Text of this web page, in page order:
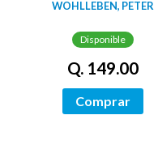
WOHLLEBEN, PETER
Disponible
Q. 149.00
Comprar